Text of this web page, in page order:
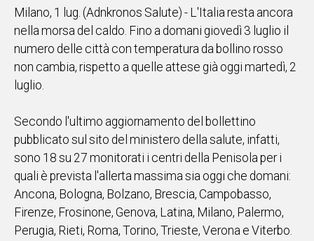
MEDIO
CAMPIDANO
NOTIZIE
POLITICA
IN
ITALIA
NEL
MONDO
SPORT
EVENTI
STORIE
Milano, 1 lug. (Adnkronos Salute) - L'Italia resta ancora
nella morsa del caldo. Fino a domani giovedì 3 luglio il
numero delle città con temperatura da bollino rosso
non cambia, rispetto a quelle attese già oggi martedì, 2
luglio.
Secondo l'ultimo aggiornamento del bollettino
pubblicato sul sito del ministero della salute, infatti,
sono 18 su 27 monitorati i centri della Penisola per i
quali è prevista l'allerta massima sia oggi che domani:
Ancona, Bologna, Bolzano, Brescia, Campobasso,
Firenze, Frosinone, Genova, Latina, Milano, Palermo,
Perugia, Rieti, Roma, Torino, Trieste, Verona e Viterbo.